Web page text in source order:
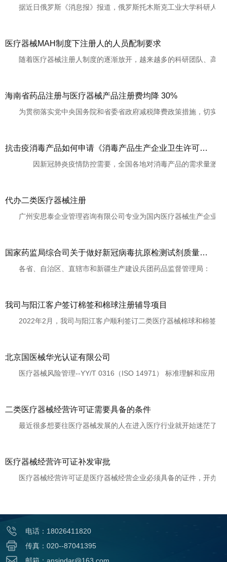
据近日俄罗斯《消息报》报道，俄罗斯托木斯克工业大学科研人
医疗器械MAH制度下注册人的人员配制要求
随着医疗器械注册人制度的逐渐放开，越来越多的科研团队、高
海南省药品注册与医疗器械产品注册费均降 30%
为贯彻落实党中央国务院和省委省政府减税降费政策措施，切实
抗击疫消毒产品如何申请《消毒产品生产企业卫生许可证》
因新冠肺炎疫情防控需要，全国各地对消毒产品的需求量激增
代办二类医疗器械注册
广州安思泰企业管理咨询有限公司专业为国内医疗器械生产企业
国家药监局综合司关于做好新冠病毒抗原检测试剂质量安全监管工作的通知 药监综械管〔2022〕23号
各省、自治区、直辖市和新疆生产建设兵团药品监督管理局：
我司与阳江客户签订棉签和棉球注册辅导项目
2022年2月，我司与阳江客户顺利签订二类医疗器械棉球和棉签
北京国医械华光认证有限公司
医疗器械风险管理--YY/T 0316（ISO 14971） 标准理解和应用实
二类医疗器械经营许可证需要具备的条件
最近很多想要往医疗器械发展的人在进入医疗行业就开始迷茫了
医疗器械经营许可证补发审批
医疗器械经营许可证是医疗器械经营企业必须具备的证件，开办
电话：18026411820
传真：020--87041395
邮箱：ansindar@163.com